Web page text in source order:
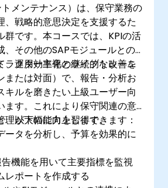
メンテナンス）は、保守業務の
、戦略的意思決定を支援するた
群です。本コースでは、KPIの活
、その他のSAPモジュールとの
、運用効率化と継続的な改善を
ラクター主導のライブトレーニ
または対面）で、報告・分析お
キルを磨きたい上級ユーザー向
ます。これにより保守関連の意
理が大幅に向上します。
以下の能力を習得できます：
ータを分析し、予算を効果的に
機能を用いて主要指標を監視
レポートを作成する